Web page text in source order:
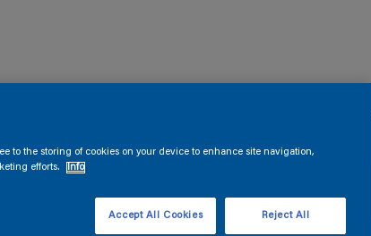
to the storing of cookies on your device to enhance site navigation,
efforts.
Info
Reject All
Accept All Cookies